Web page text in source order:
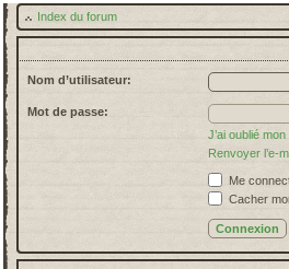
Index du forum
Nom d’utilisateur:
Mot de passe:
J’ai oublié
Renvoyer l’e-
Me
Cacher